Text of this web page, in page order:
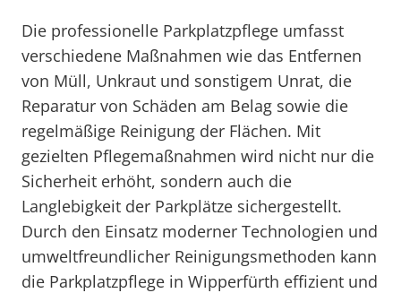
Die professionelle Parkplatzpflege umfasst
verschiedene Maßnahmen wie das Entfernen
von Müll, Unkraut und sonstigem Unrat, die
Reparatur von Schäden am Belag sowie die
regelmäßige Reinigung der Flächen. Mit
gezielten Pflegemaßnahmen wird nicht nur die
Sicherheit erhöht, sondern auch die
Langlebigkeit der Parkplätze sichergestellt.
Durch den Einsatz moderner Technologien und
umweltfreundlicher Reinigungsmethoden kann
die Parkplatzpflege in Wipperfürth effizient und